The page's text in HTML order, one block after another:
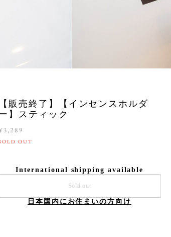
【販売終了】【インセンスホルダ
】スティック
OUT
International shipping available
Sold out
日本国内にお住まいの方向け